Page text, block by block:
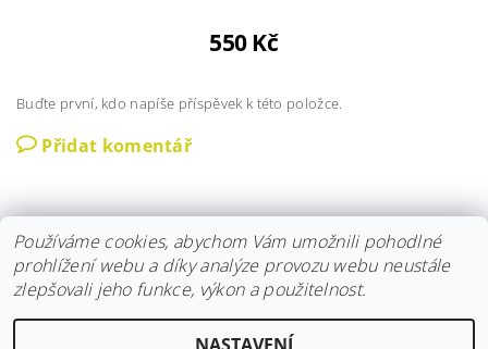
550 Kč
Buďte první, kdo napíše příspěvek k této položce.
Přidat komentář
Instagram | Fler | Facebook
Používáme cookies, abychom Vám umožnili pohodlné
prohlížení webu a díky analýze provozu webu neustále
zlepšovali jeho funkce, výkon a použitelnost.